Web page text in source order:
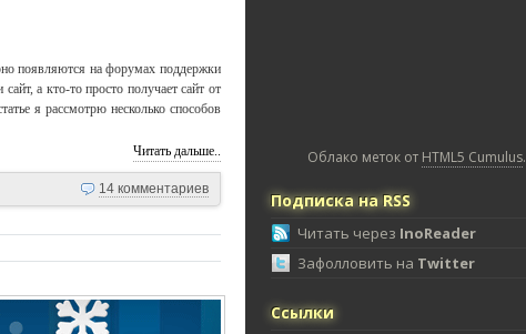
появляются на форумах поддержки
а кто-то просто получает сайт от
я рассмотрю несколько способов
Читать дальше..
14 комментариев
Облако меток от HTML5 Cumulus.
Подписка на RSS
Читать через InoReader
Зафолловить на Twitter
Ссылки